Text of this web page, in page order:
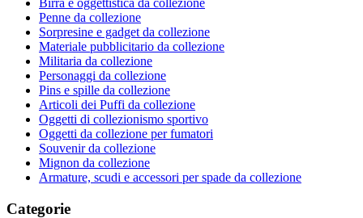
Birra e oggettistica da collezione
Penne da collezione
Sorpresine e gadget da collezione
Materiale pubblicitario da collezione
Militaria da collezione
Personaggi da collezione
Pins e spille da collezione
Articoli dei Puffi da collezione
Oggetti di collezionismo sportivo
Oggetti da collezione per fumatori
Souvenir da collezione
Mignon da collezione
Armature, scudi e accessori per spade da collezione
Categorie